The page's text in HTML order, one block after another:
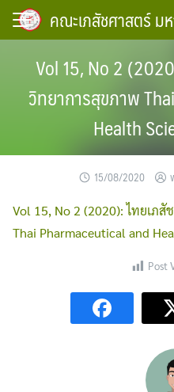
Skip
คณะเภสัชศาสตร์ ม
Vol 15, No 2
วิทยาการสุขภาพ
Health
15/08/2020
Vol 15, No 2 (2020): ไทยเภ
Thai Pharmaceutical and
Post